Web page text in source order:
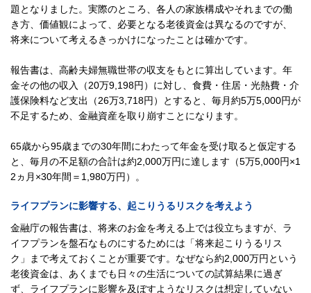
題となりました。実際のところ、各人の家族構成やそれまでの働
き方、価値観によって、必要となる老後資金は異なるのですが、
将来について考えるきっかけになったことは確かです。
報告書は、高齢夫婦無職世帯の収支をもとに算出しています。年
金その他の収入（20万9,198円）に対し、食費・住居・光熱費・介
護保険料など支出（26万3,718円）とすると、毎月約5万5,000円が
不足するため、金融資産を取り崩すことになります。
65歳から95歳までの30年間にわたって年金を受け取ると仮定する
と、毎月の不足額の合計は約2,000万円に達します（5万5,000円×1
2ヵ月×30年間＝1,980万円）。
ライフプランに影響する、起こりうるリスクを考えよう
金融庁の報告書は、将来のお金を考える上では役立ちますが、ラ
イフプランを盤石なものにするためには「将来起こりうるリス
ク」まで考えておくことが重要です。なぜなら約2,000万円という
老後資金は、あくまでも日々の生活についての試算結果に過ぎ
ず、ライフプランに影響を及ぼすようなリスクは想定していない